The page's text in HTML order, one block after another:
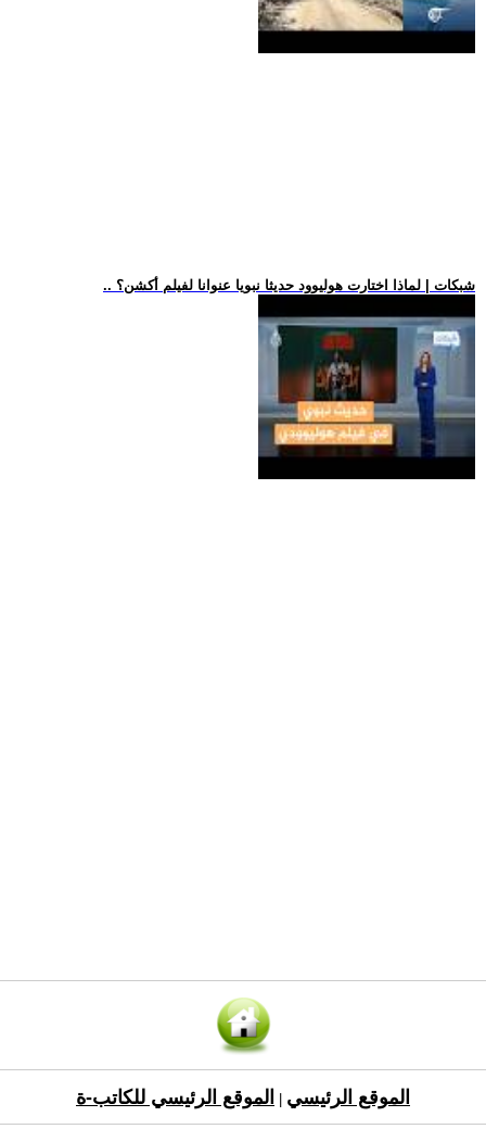
.. شبكات | لماذا اختارت هوليوود حديثا نبويا عنوانا لفيلم أكشن؟
الموقع الرئيسي الموقع الرئيسي للكاتب-ة